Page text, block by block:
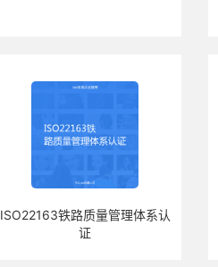
ISO22163铁路质量管理体系认
证